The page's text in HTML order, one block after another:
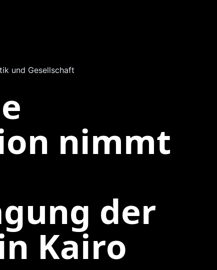
und Gesellschaft
nimmt
der
Kairo